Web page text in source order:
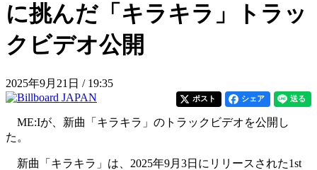
に挑んだ「キラキラ」トラッ
クビデオ公開
2025年9月21日 / 19:35
送る
シェア
ポスト
ME:Iが、新曲「キラキラ」のトラックビデオを公開し
た。
新曲「キラキラ」は、2025年9月3日にリリースされた1st